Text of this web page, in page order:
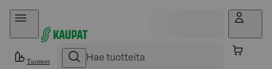
Hyppää sisältöön
Tuotteet